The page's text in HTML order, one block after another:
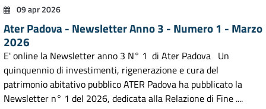
09 apr 2026
Ater Padova - Newsletter Anno 3 - Numero 1 - Marzo
2026
E' online la Newsletter anno 3 N° 1 di Ater Padova Un
quinquennio di investimenti, rigenerazione e cura del
patrimonio abitativo pubblico ATER Padova ha pubblicato la
Newsletter n° 1 del 2026, dedicata alla Relazione di Fine ....